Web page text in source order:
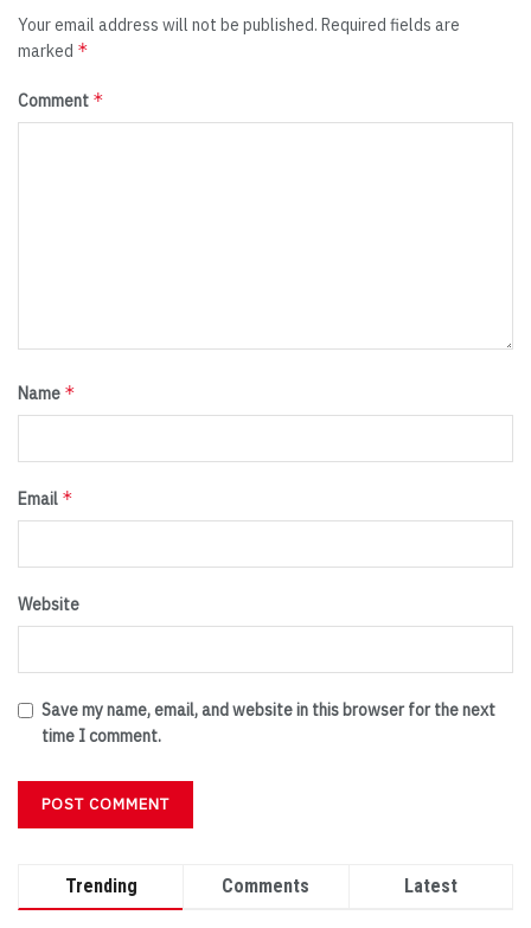
Your email address will not be published. Required fields are
marked *
Comment *
Name *
Email *
Website
Save my name, email, and website in this browser for the next
time I comment.
Trending Comments Latest